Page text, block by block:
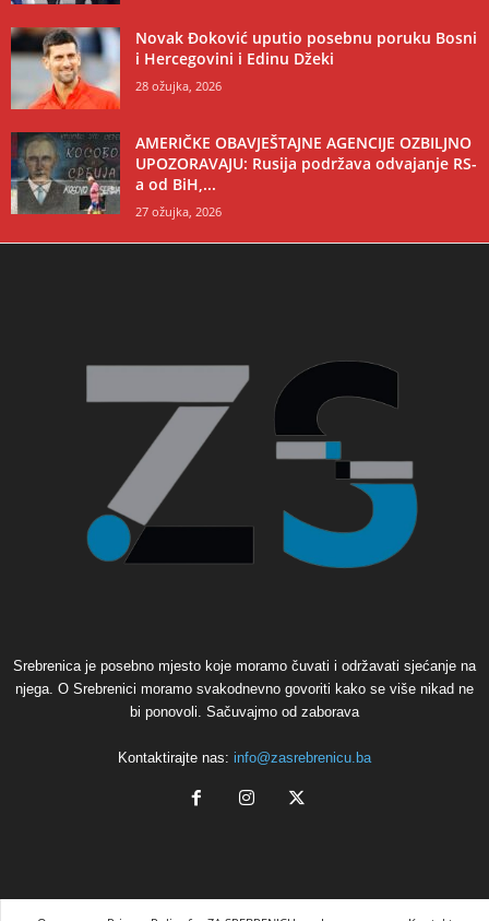
Novak Đoković uputio posebnu poruku Bosni
i Hercegovini i Edinu Džeki
28 ožujka, 2026
AMERIČKE OBAVJEŠTAJNE AGENCIJE OZBILJNO
UPOZORAVAJU: Rusija podržava odvajanje RS-
a od BiH,...
27 ožujka, 2026
Srebrenica je posebno mjesto koje moramo čuvati i održavati sjećanje na
njega. O Srebrenici moramo svakodnevno govoriti kako se više nikad ne
bi ponovoli. Sačuvajmo od zaborava
Kontaktirajte nas: info@zasrebrenicu.ba